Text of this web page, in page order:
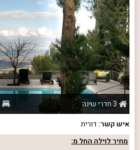
3 חדרי שינה
איש קשר: דורית
מחיר לוילה החל מ: